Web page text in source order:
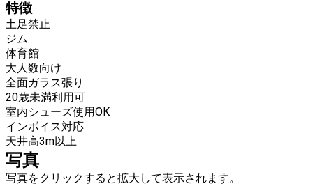
特徴
土足禁止
ジム
体育館
大人数向け
全面ガラス張り
20歳未満利用可
室内シューズ使用OK
インボイス対応
天井高3m以上
写真
写真をクリックすると拡大して表示されます。